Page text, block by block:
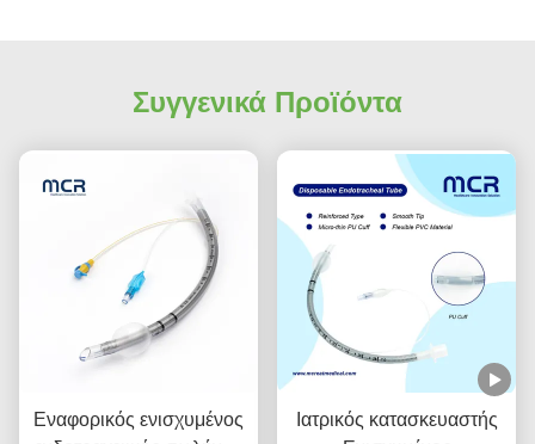
Συγγενικά Προϊόντα
Εναφορικός ενισχυμένος
Ιατρικός κατασκευαστής